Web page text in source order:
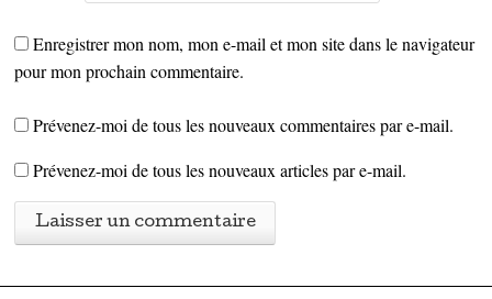
Enregistrer mon nom, mon e-mail et mon site dans le navigateur
pour mon prochain commentaire.
Prévenez-moi de tous les nouveaux commentaires par e-mail.
Prévenez-moi de tous les nouveaux articles par e-mail.